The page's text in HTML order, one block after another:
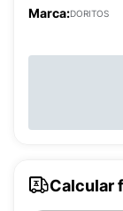
Marca:DORITOS
Calcular